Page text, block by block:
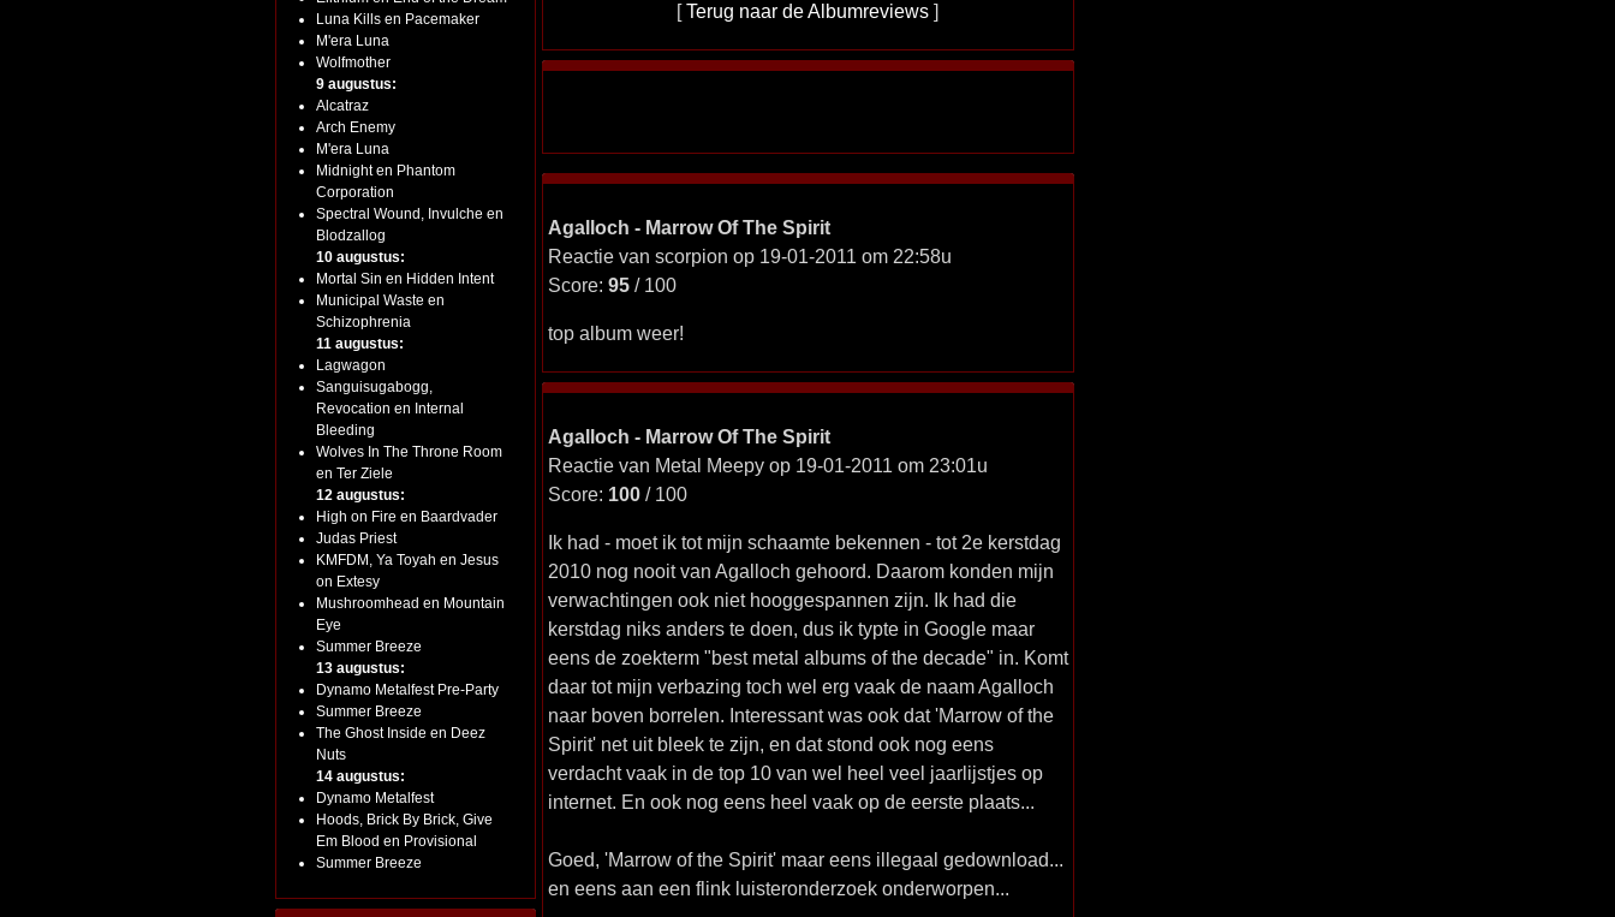
Luna Kills en Pacemaker
M'era Luna
Wolfmother
9 augustus:
Alcatraz
Arch Enemy
M'era Luna
Midnight en Phantom
Corporation
Spectral Wound, Invulche en
Blodzallog
10 augustus:
Mortal Sin en Hidden Intent
Municipal Waste en
Schizophrenia
11 augustus:
Lagwagon
Sanguisugabogg,
Revocation en Internal
Bleeding
Wolves In The Throne Room
en Ter Ziele
12 augustus:
High on Fire en Baardvader
Judas Priest
KMFDM, Ya Toyah en Jesus
on Extesy
Mushroomhead en Mountain
Eye
Summer Breeze
13 augustus:
Dynamo Metalfest Pre-Party
Summer Breeze
The Ghost Inside en Deez
Nuts
14 augustus:
Dynamo Metalfest
Hoods, Brick By Brick, Give
Em Blood en Provisional
Summer Breeze
[Terug naar de Albumreviews ]
Agalloch - Marrow Of The Spirit
Reactie van scorpion op 19-01-2011 om 22:58u
Score: 95/ 100
top album weer!
Agalloch - Marrow Of The Spirit
Reactie van Metal Meepy op 19-01-2011 om 23:01u
Score: 100/ 100
Ik had - moet ik tot mijn schaamte bekennen - tot 2e kerstdag
2010 nog nooit van Agalloch gehoord. Daarom konden mijn
verwachtingen ook niet hooggespannen zijn. Ik had die
kerstdag niks anders te doen, dus ik typte in Google maar
eens de zoekterm "best metal albums of the decade" in. Komt
daar tot mijn verbazing toch wel erg vaak de naam Agalloch
naar boven borrelen. Interessant was ook dat 'Marrow of the
Spirit' net uit bleek te zijn, en dat stond ook nog eens
verdacht vaak in de top 10 van wel heel veel jaarlijstjes op
internet. En ook nog eens heel vaak op de eerste plaats...
Goed, 'Marrow of the Spirit' maar eens illegaal gedownload...
en eens aan een flink luisteronderzoek onderworpen...